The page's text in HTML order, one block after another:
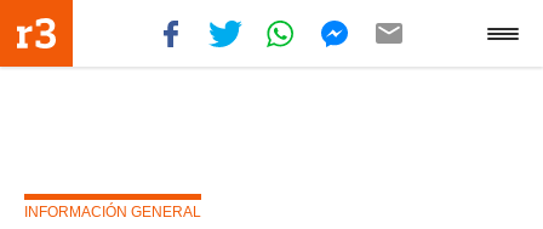
INFORMACIÓN GENERAL